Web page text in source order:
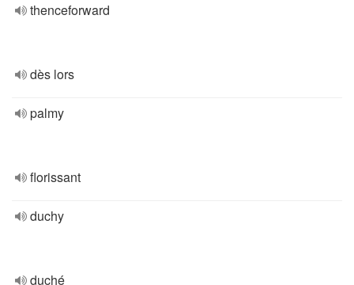
thenceforward
dès lors
palmy
florissant
duchy
duché